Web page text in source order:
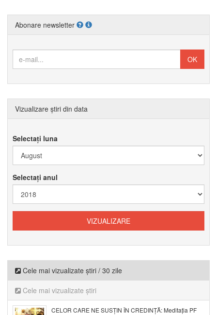
Abonare newsletter
Vizualizare știri din data
Selectați luna
Selectați anul
Cele mai vizualizate știri / 30 zile
Cele mai vizualizate știri
CELOR CARE NE SUSȚIN ÎN CREDINȚĂ: Meditația PF